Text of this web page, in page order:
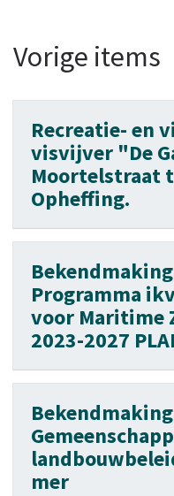
Vorige items
Recreatie- en
visvijver "De
Moortelstraat
Opheffing.
Programma
voor Maritime
2023-2027
mer